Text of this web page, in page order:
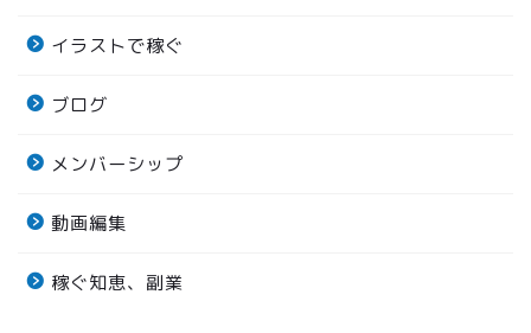
イラストで稼ぐ
ブログ
メンバーシップ
動画編集
稼ぐ知恵、副業